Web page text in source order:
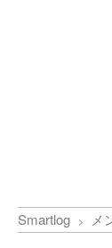
Smartlog メ